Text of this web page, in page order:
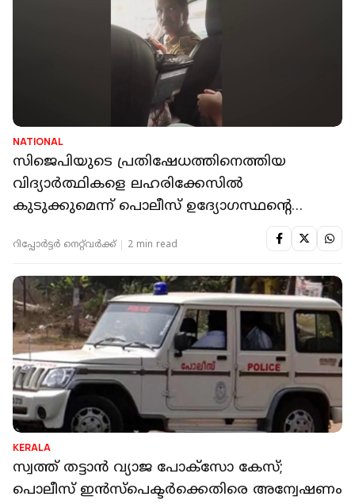
NATIONAL
സിജെപിയുടെ പ്രതിഷേധത്തിനെത്തിയ
വിദ്യാര്‍ത്ഥികളെ ലഹരിക്കേസില്‍
കുടുക്കുമെന്ന് പൊലീസ് ഉദ്യോഗസ്ഥൻ്റെ
റിപ്പോർട്ടർ നെറ്റ്‌വര്‍ക്ക്‌ 2 min read
KERALA
സ്വത്ത് തട്ടാന്‍ വ്യാജ പോക്‌സോ കേസ്;
പൊലീസ് ഇന്‍സ്‌പെക്ടര്‍ക്കെതിരെ അന്വേഷണം